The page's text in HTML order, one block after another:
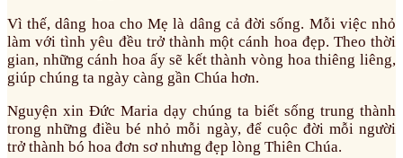
Vì thế, dâng hoa cho Mẹ là dâng cả đời sống. Mỗi việc nhỏ
làm với tình yêu đều trở thành một cánh hoa đẹp. Theo thời
gian, những cánh hoa ấy sẽ kết thành vòng hoa thiêng liêng,
giúp chúng ta ngày càng gần Chúa hơn.
Nguyện xin Đức Maria dạy chúng ta biết sống trung thành
trong những điều bé nhỏ mỗi ngày, để cuộc đời mỗi người
trở thành bó hoa đơn sơ nhưng đẹp lòng Thiên Chúa.